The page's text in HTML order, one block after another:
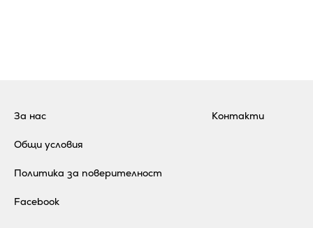
За нас
Общи условия
Политика за поверителност
Контакти
Facebook